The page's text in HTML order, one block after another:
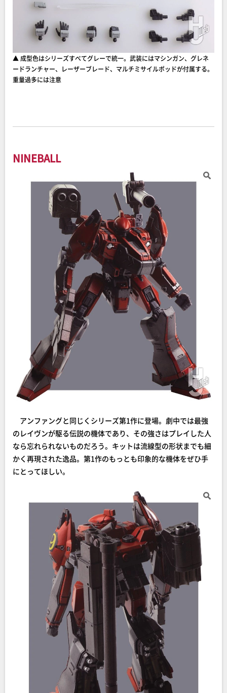
▲ 成型色はシリーズすべてグレーで統一。武装にはマシンガン、グレネ
ードランチャー、レーザーブレード、マルチミサイルポッドが付属する。
重量過多には注意
NINEBALL
アンファングと同じくシリーズ第1作に登場。劇中では最強
のレイヴンが駆る伝説の機体であり、その強さはプレイした人
なら忘れられないものだろう。キットは流線型の形状までも細
かく再現された逸品。第1作のもっとも印象的な機体をぜひ手
にとってほしい。